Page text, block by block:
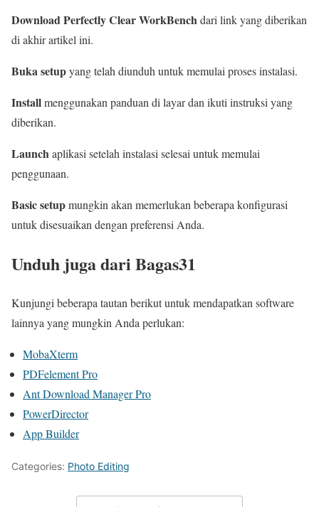
Download Perfectly Clear WorkBenchdari link yang diberikan
di akhir artikel ini.
Buka setupyang telah diunduh untuk memulai proses instalasi.
Installmenggunakan panduan di layar dan ikuti instruksi yang
diberikan.
Launchaplikasi setelah instalasi selesai untuk memulai
penggunaan.
Basic setupmungkin akan memerlukan beberapa konfigurasi
untuk disesuaikan dengan preferensi Anda.
Unduh juga dari Bagas31
Kunjungi beberapa tautan berikut untuk mendapatkan software
lainnya yang mungkin Anda perlukan:
MobaXterm
PDFelement Pro
Ant Download Manager Pro
PowerDirector
App Builder
Categories: Photo Editing